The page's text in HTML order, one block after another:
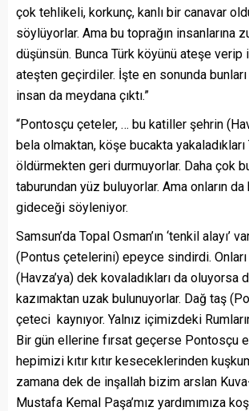
çok tehlikeli, korkunç, kanlı bir canavar
söylüyorlar. Ama bu toprağın insanlarına
düşünsün. Bunca Türk köyünü ateşe verip
ateşten geçirdiler. İşte en sonunda
insan da meydana çıktı.”
“Pontosçu çeteler, … bu katiller şehrin
bela olmaktan, köşe bucakta yakaladıkları
öldürmekten geri durmuyorlar. Daha çok
taburundan yüz buluyorlar. Ama onların
gideceği söyleniyor.
Samsun’da Topal Osman’ın ‘tenkil alayı’
(Pontus çetelerini) epeyce sindirdi. Onları
(Havza’ya) dek kovaladıkları da oluyorsa
kazımaktan uzak bulunuyorlar. Dağ taş
çeteci kaynıyor. Yalnız içimizdeki
Bir gün ellerine fırsat geçerse Pontosçu
hepimizi kıtır kıtır keseceklerinden
zamana dek de inşallah bizim arslan
Mustafa Kemal Paşa’mız yardımımıza